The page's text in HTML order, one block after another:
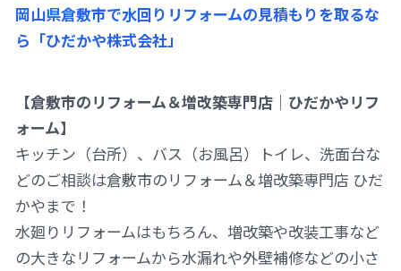
岡山県倉敷市で水回りリフォームの見積もりを取るな
ら「ひだかや株式会社」
【倉敷市のリフォーム＆増改築専門店｜ひだかやリフ
ォーム】
キッチン（台所）、バス（お風呂）トイレ、洗面台な
どのご相談は倉敷市のリフォーム＆増改築専門店 ひだ
かやまで！
水廻りリフォームはもちろん、増改築や改装工事など
の大きなリフォームから水漏れや外壁補修などの小さ